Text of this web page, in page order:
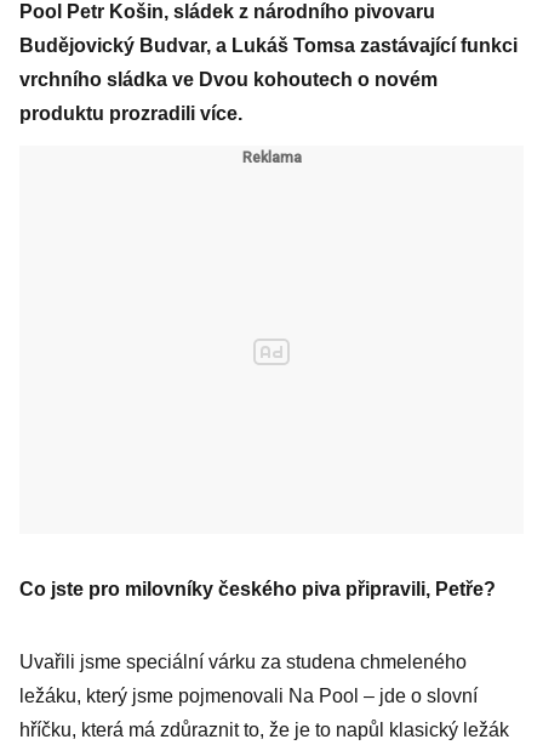
Pool Petr Košin, sládek z národního pivovaru
Budějovický Budvar, a Lukáš Tomsa zastávající funkci
vrchního sládka ve Dvou kohoutech o novém
produktu prozradili více.
Co jste pro milovníky českého piva připravili, Petře?
Uvařili jsme speciální várku za studena chmeleného
ležáku, který jsme pojmenovali Na Pool – jde o slovní
hříčku, která má zdůraznit to, že je to napůl klasický ležák